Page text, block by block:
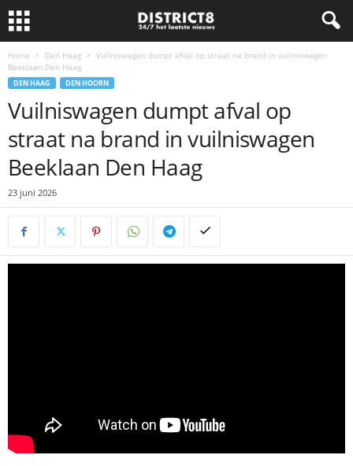
Home Den Haag
Vuilniswagen dumpt afval op straat na brand in vuilniswagen
Beeklaan Den Haag
DEN HAAG DEN HOORN
Vuilniswagen dumpt afval op
straat na brand in vuilniswagen
Beeklaan Den Haag
23 juni 2026